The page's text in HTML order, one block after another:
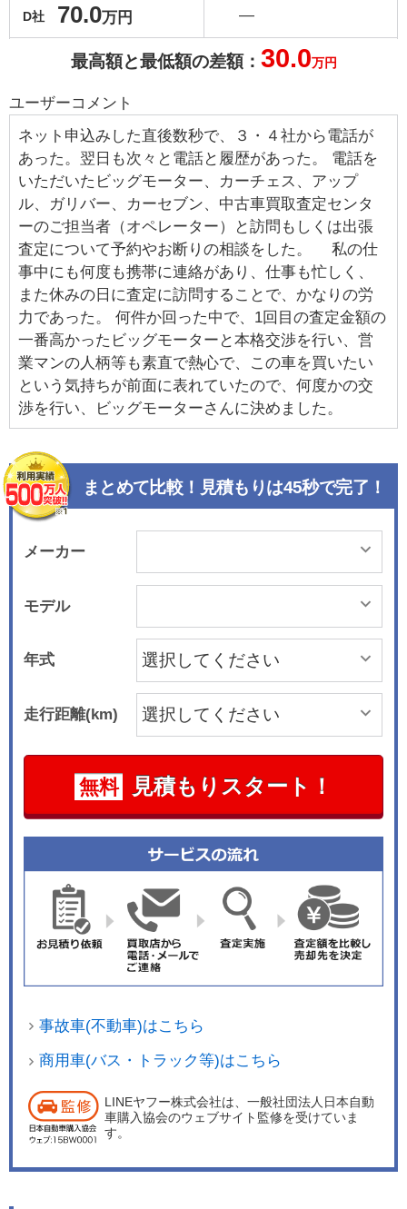
D社 70.0万円 ―
最高額と最低額の差額： 30.0万円
ユーザーコメント
ネット申込みした直後数秒で、３・４社から電話が
あった。翌日も次々と電話と履歴があった。 電話を
いただいたビッグモーター、カーチェス、アップ
ル、ガリバー、カーセブン、中古車買取査定センタ
ーのご担当者（オペレーター）と訪問もしくは出張
査定について予約やお断りの相談をした。 私の仕
事中にも何度も携帯に連絡があり、仕事も忙しく、
また休みの日に査定に訪問することで、かなりの労
力であった。 何件か回った中で、1回目の査定金額の
一番高かったビッグモーターと本格交渉を行い、営
業マンの人柄等も素直で熱心で、この車を買いたい
という気持ちが前面に表れていたので、何度かの交
渉を行い、ビッグモーターさんに決めました。
まとめて比較！見積もりは45秒で完了！
メーカー
モデル
年式
走行距離(km)
無料 見積もりスタート！
事故車(不動車)はこちら
商用車(バス・トラック等)はこちら
LINEヤフー株式会社は、一般社団法人日本自動
車購入協会のウェブサイト監修を受けていま
す。